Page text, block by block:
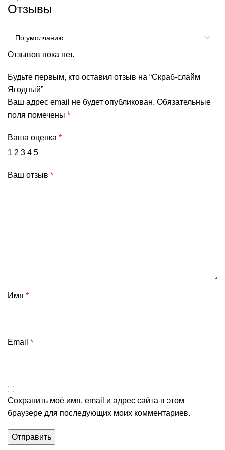
Отзывы
Отзывов пока нет.
Будьте первым, кто оставил отзыв на “Скраб-слайм
Ягодный”
Ваш адрес email не будет опубликован. Обязательные
поля помечены *
Ваша оценка *
1 2 3 4 5
Ваш отзыв *
Имя *
Email *
Сохранить моё имя, email и адрес сайта в этом
браузере для последующих моих комментариев.